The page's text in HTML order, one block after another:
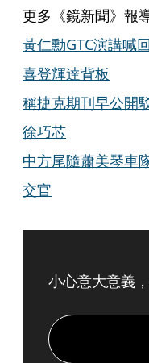
更多《鏡新聞》報
黃仁勳GTC演講喊
喜登輝達背板
稱捷克期刊早公開
徐巧芯
中方尾隨蕭美琴車
交官
小心意大意義